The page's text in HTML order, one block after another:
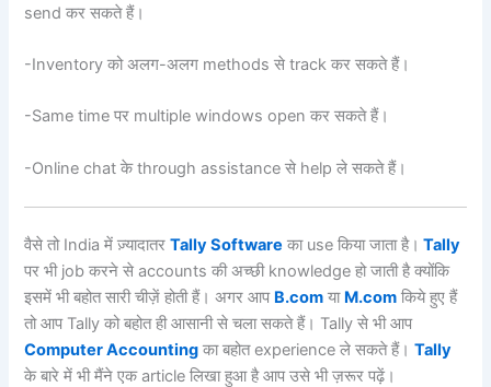
send कर सकते हैं।
-Inventory को अलग-अलग methods से track कर सकते हैं।
-Same time पर multiple windows open कर सकते हैं।
-Online chat के through assistance से help ले सकते हैं।
वैसे तो India में ज़्यादातरTally Software का use किया जाता है। Tally
पर भी job करने से accounts की अच्छी knowledge हो जाती है क्योंकि
इसमें भी बहोत सारी चीज़ें होती हैं। अगर आप B.com या M.com किये हुए हैं
तो आप Tally को बहोत ही आसानी से चला सकते हैं। Tally से भी आप
Computer Accounting का बहोत experience ले सकते हैं।Tally
के बारे में भी मैंने एक article लिखा हुआ है आप उसे भी ज़रूर पढ़ें।